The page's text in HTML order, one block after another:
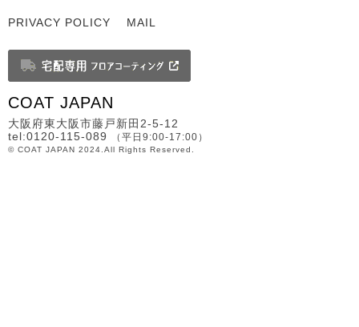
PRIVACY POLICY MAIL
COAT JAPAN
大阪府東大阪市藤戸新田2-5-12
tel:0120-115-089
（平日9:00-17:00）
© COAT JAPAN 2024.All Rights Reserved.